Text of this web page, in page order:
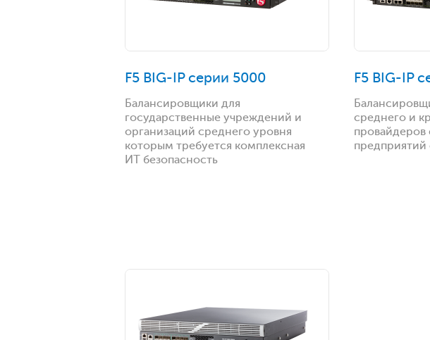
F5 BIG-IP серии 5000
Балансировщики для
государственные учреждений и
организаций среднего уровня
которым требуется комплексная
ИТ безопасность
F5 BIG-IP
среднего и
провайдеров
предприятий